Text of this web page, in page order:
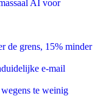
AI voor
de grens, 15% minder
e-mail
te weinig